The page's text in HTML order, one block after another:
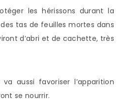
les hérissons durant la
tas de feuilles mortes dans
d’abri et de cachette, très
aussi favoriser l’apparition
se nourrir.